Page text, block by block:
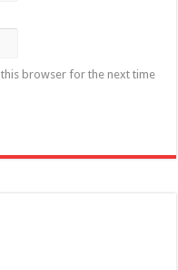
this browser for the next time